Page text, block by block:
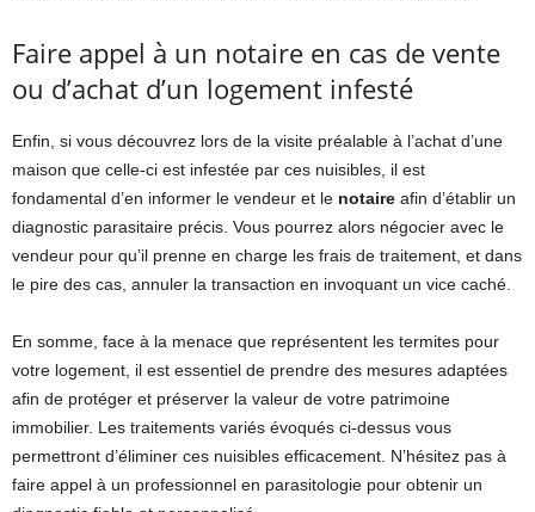
Faire appel à un notaire en cas de vente
ou d’achat d’un logement infesté
Enfin, si vous découvrez lors de la visite préalable à l’achat d’une
maison que celle-ci est infestée par ces nuisibles, il est
fondamental d’en informer le vendeur et le notaire afin d’établir un
diagnostic parasitaire précis. Vous pourrez alors négocier avec le
vendeur pour qu’il prenne en charge les frais de traitement, et dans
le pire des cas, annuler la transaction en invoquant un vice caché.
En somme, face à la menace que représentent les termites pour
votre logement, il est essentiel de prendre des mesures adaptées
afin de protéger et préserver la valeur de votre patrimoine
immobilier. Les traitements variés évoqués ci-dessus vous
permettront d’éliminer ces nuisibles efficacement. N’hésitez pas à
faire appel à un professionnel en parasitologie pour obtenir un